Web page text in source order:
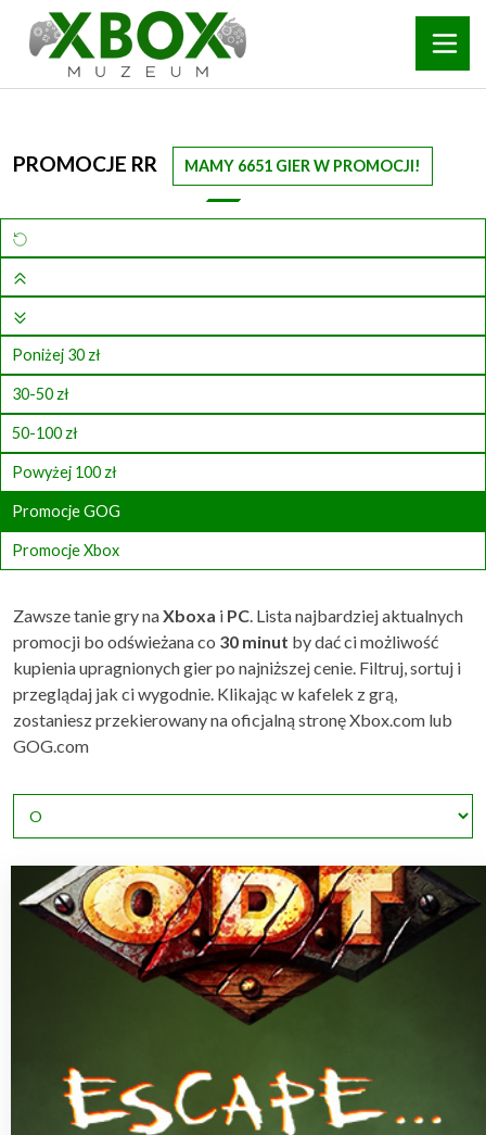
PROMOCJE RR MAMY 6651 GIER W PROMOCJI!
Poniżej 30 zł
30-50 zł
50-100 zł
Powyżej 100 zł
Promocje GOG
Promocje Xbox
Zawsze tanie gry naXboxa i PC . Lista najbardziej aktualnych
promocji bo odświeżana co 30 minut by dać ci możliwość
kupienia upragnionych gier po najniższej cenie. Filtruj, sortuj i
przeglądaj jak ci wygodnie. Klikając w kafelek z grą,
zostaniesz przekierowany na oficjalną stronę Xbox.com lub
GOG.com